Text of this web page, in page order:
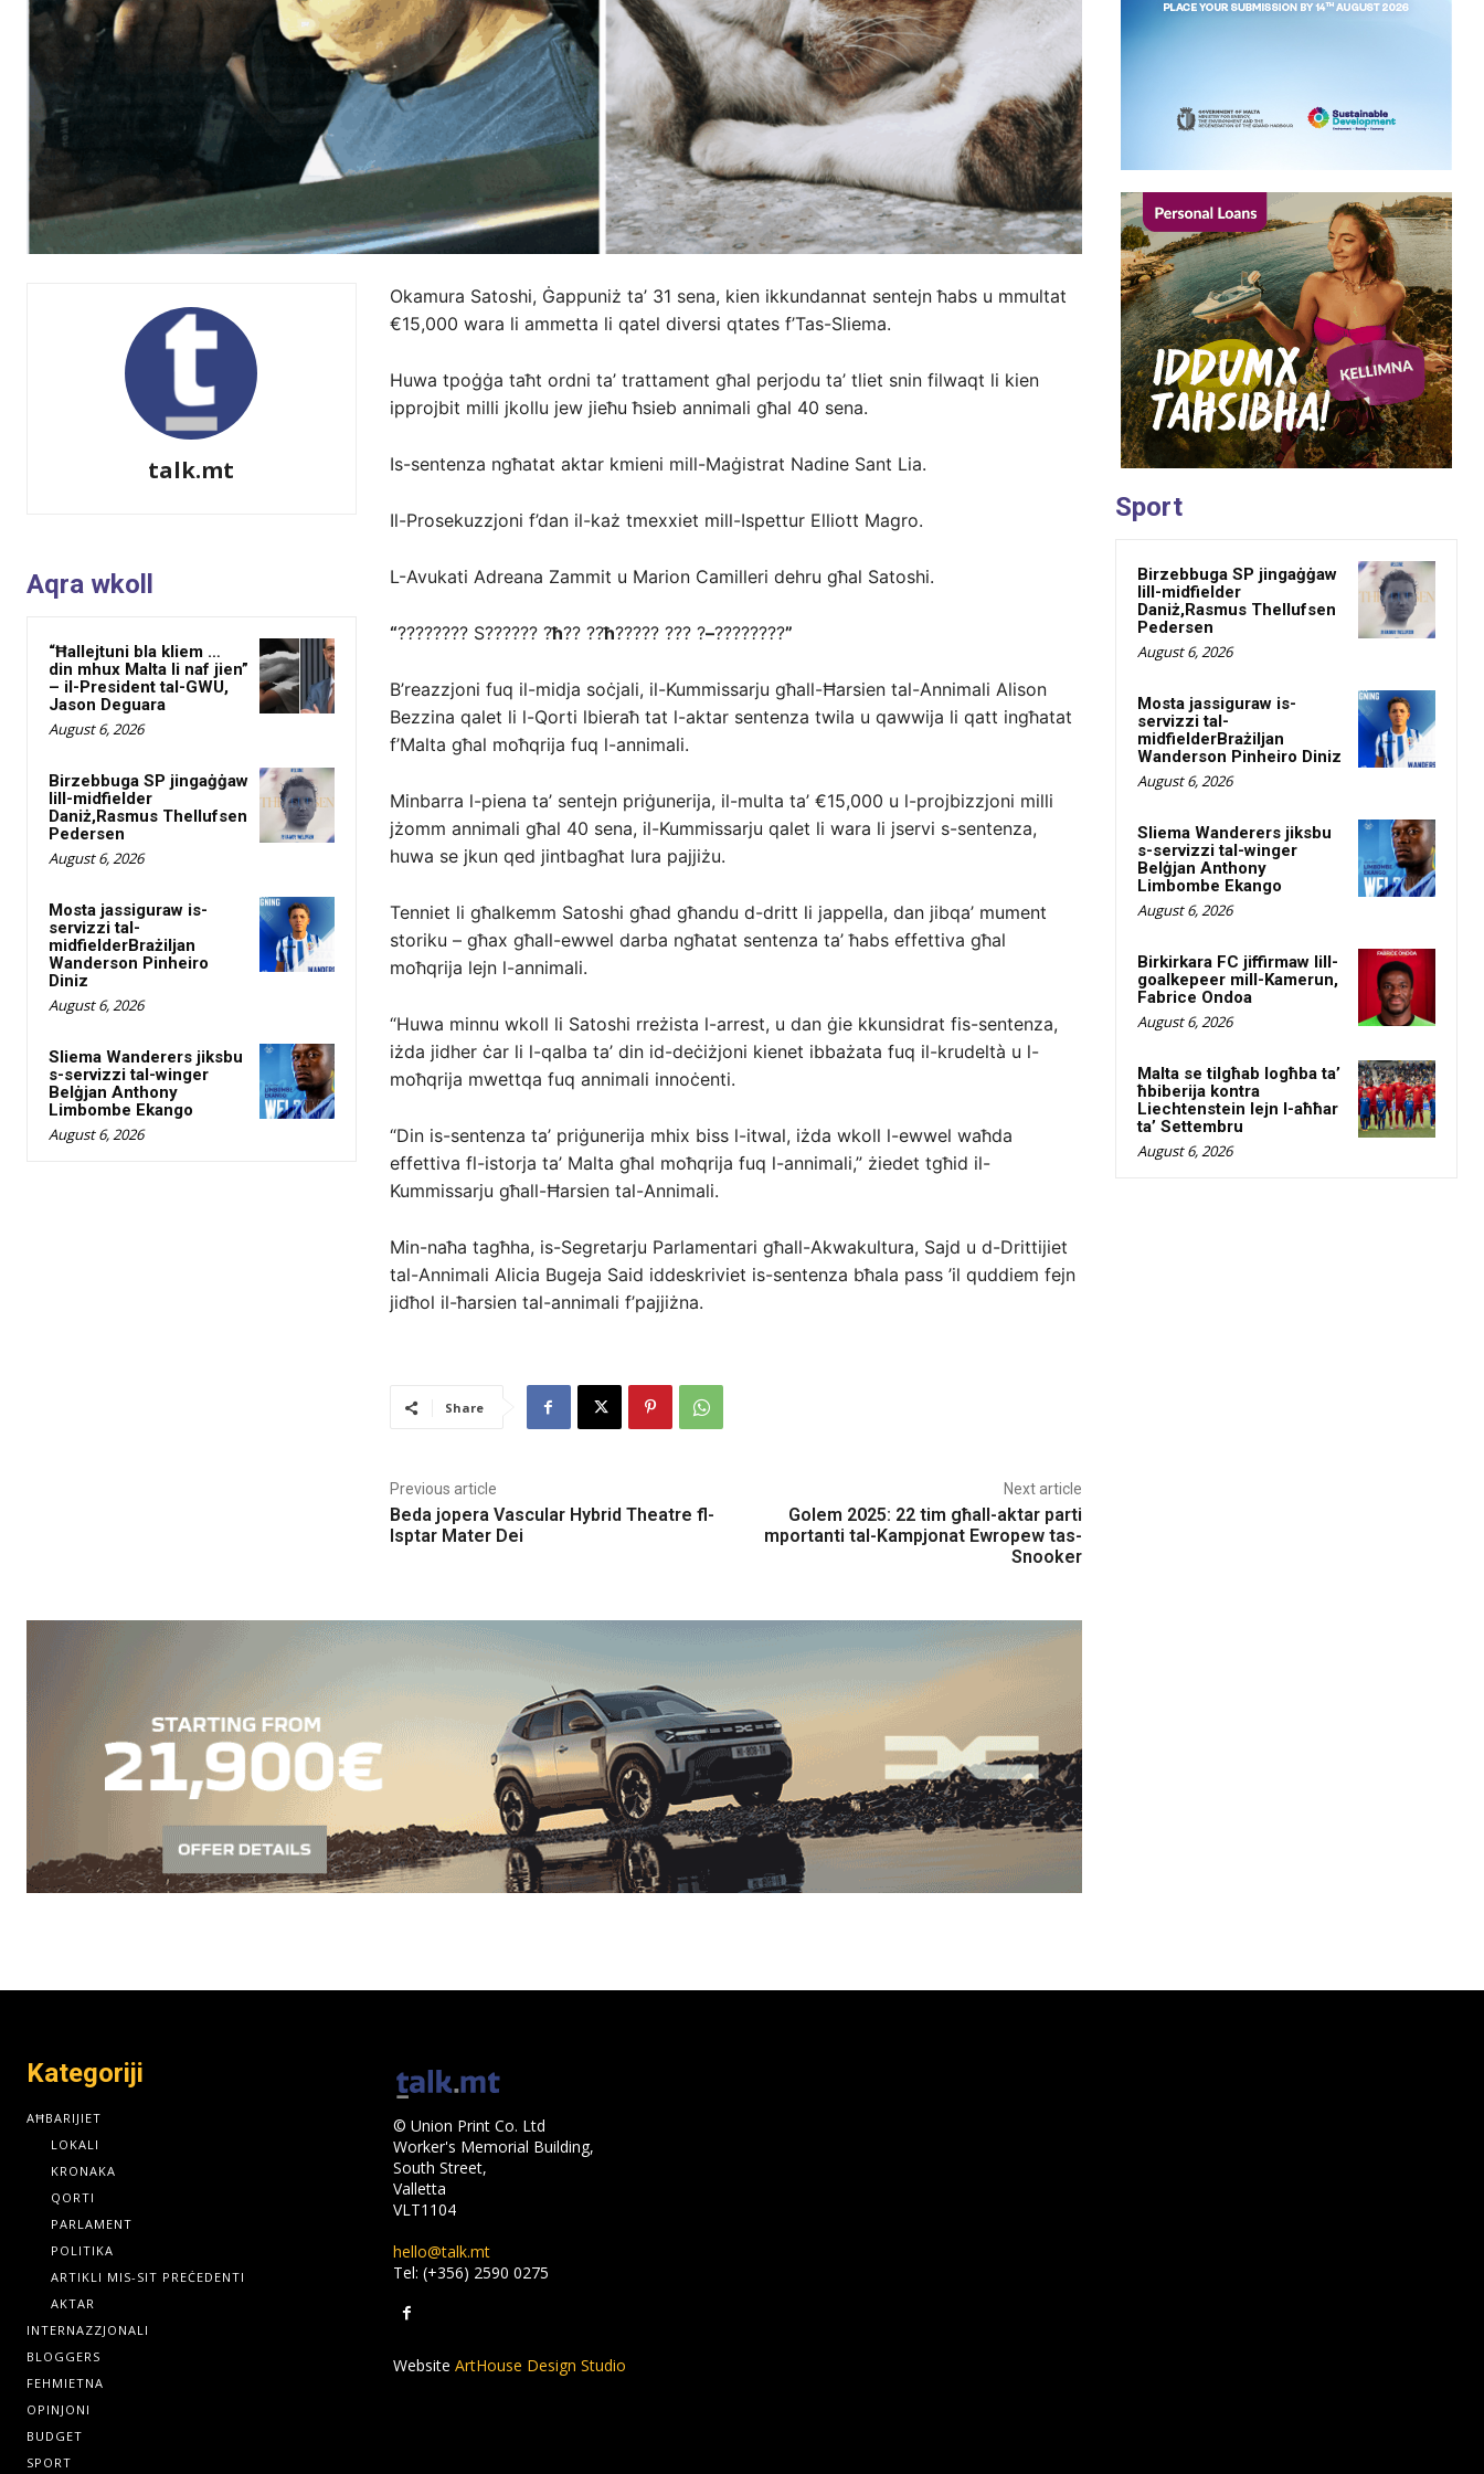
talk.mt
Aqra wkoll
“Ħallejtuni bla kliem …
din mhux Malta li naf jien”
– il-President tal-GWU,
Jason Deguara
August 6, 2026
Birzebbuga SP jingaġġaw
lill-midfielder
Daniż,Rasmus Thellufsen
Pedersen
August 6, 2026
Mosta jassiguraw is-
servizzi tal-
midfielderBrażiljan
Wanderson Pinheiro
Diniz
August 6, 2026
Sliema Wanderers jiksbu
s-servizzi tal-winger
Belġjan Anthony
Limbombe Ekango
August 6, 2026
Okamura Satoshi, Ġappuniż ta’ 31 sena, kien ikkundannat sentejn ħabs u mmultat
€15,000 wara li ammetta li qatel diversi qtates f’Tas-Sliema.
Huwa tpoġġa taħt ordni ta’ trattament għal perjodu ta’ tliet snin filwaqt li kien
ipprojbit milli jkollu jew jieħu ħsieb annimali għal 40 sena.
Is-sentenza ngħatat aktar kmieni mill-Maġistrat Nadine Sant Lia.
Il-Prosekuzzjoni f’dan il-każ tmexxiet mill-Ispettur Elliott Magro.
L-Avukati Adreana Zammit u Marion Camilleri dehru għal Satoshi.
“???????? S?????? ?ħ?? ??ħ????? ??? ?–????????”
B’reazzjoni fuq il-midja soċjali, il-Kummissarju għall-Ħarsien tal-Annimali Alison
Bezzina qalet li l-Qorti lbieraħ tat l-aktar sentenza twila u qawwija li qatt ingħatat
f’Malta għal moħqrija fuq l-annimali.
Minbarra l-piena ta’ sentejn priġunerija, il-multa ta’ €15,000 u l-projbizzjoni milli
jżomm annimali għal 40 sena, il-Kummissarju qalet li wara li jservi s-sentenza,
huwa se jkun qed jintbagħat lura pajjiżu.
Tenniet li għalkemm Satoshi għad għandu d-dritt li jappella, dan jibqa’ mument
storiku – għax għall-ewwel darba ngħatat sentenza ta’ ħabs effettiva għal
moħqrija lejn l-annimali.
“Huwa minnu wkoll li Satoshi rreżista l-arrest, u dan ġie kkunsidrat fis-sentenza,
iżda jidher ċar li l-qalba ta’ din id-deċiżjoni kienet ibbażata fuq il-krudeltà u l-
moħqrija mwettqa fuq annimali innoċenti.
“Din is-sentenza ta’ priġunerija mhix biss l-itwal, iżda wkoll l-ewwel waħda
effettiva fl-istorja ta’ Malta għal moħqrija fuq l-annimali,” żiedet tgħid il-
Kummissarju għall-Ħarsien tal-Annimali.
Min-naħa tagħha, is-Segretarju Parlamentari għall-Akwakultura, Sajd u d-Drittijiet
tal-Annimali Alicia Bugeja Said iddeskriviet is-sentenza bħala pass ’il quddiem fejn
jidħol il-ħarsien tal-annimali f’pajjiżna.
Share
Previous article
Beda jopera Vascular Hybrid Theatre fl-
Isptar Mater Dei
Next article
Golem 2025: 22 tim għall-aktar parti
mportanti tal-Kampjonat Ewropew tas-
Snooker
Sport
Birzebbuga SP jingaġġaw
lill-midfielder
Daniż,Rasmus Thellufsen
Pedersen
August 6, 2026
Mosta jassiguraw is-
servizzi tal-
midfielderBrażiljan
Wanderson Pinheiro Diniz
August 6, 2026
Sliema Wanderers jiksbu
s-servizzi tal-winger
Belġjan Anthony
Limbombe Ekango
August 6, 2026
Birkirkara FC jiffirmaw lill-
goalkepeer mill-Kamerun,
Fabrice Ondoa
August 6, 2026
Malta se tilgħab logħba ta’
ħbiberija kontra
Liechtenstein lejn l-aħħar
ta’ Settembru
August 6, 2026
Kategoriji
AĦBARIJIET
LOKALI
KRONAKA
QORTI
PARLAMENT
POLITIKA
ARTIKLI MIS-SIT PREĊEDENTI
AKTAR
INTERNAZZJONALI
BLOGGERS
FEHMIETNA
OPINJONI
BUDGET
SPORT
© Union Print Co. Ltd
Worker's Memorial Building,
South Street,
Valletta
VLT1104
hello@talk.mt
Tel: (+356) 2590 0275
Website ArtHouse Design Studio